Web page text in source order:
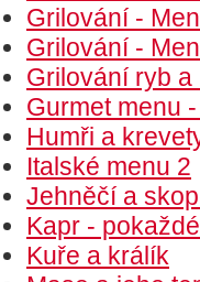
Grilování -
Grilování -
Grilování ryb
Gurmet menu
Humři a
Italské menu 2
Jehněčí a
Kapr -
Kuře a králík